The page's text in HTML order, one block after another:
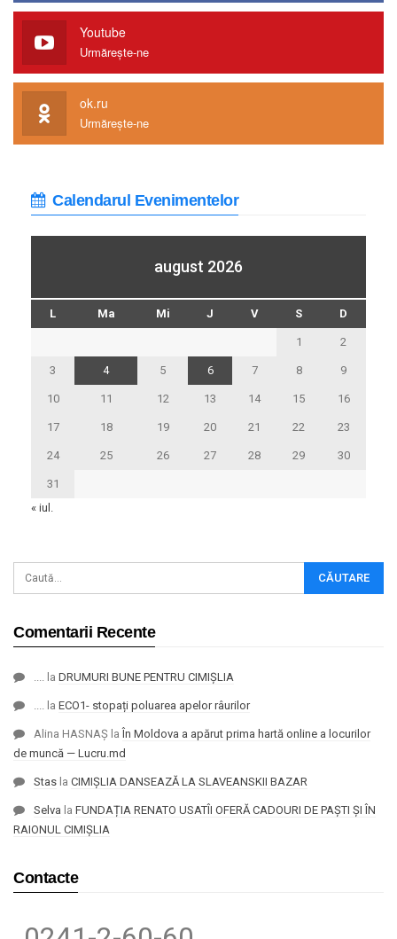
Youtube
Urmărește-ne
ok.ru
Urmărește-ne
Calendarul Evenimentelor
august 2026
L Ma Mi J V S D
1 2
3 4 5 6 7 8 9
10 11 12 13 14 15 16
17 18 19 20 21 22 23
24 25 26 27 28 29 30
31
« iul.
Comentarii Recente
.... la DRUMURI BUNE PENTRU CIMIȘLIA
.... la ECO1- stopați poluarea apelor râurilor
Alina HASNAȘ la În Moldova a apărut prima hartă online a locurilor
de muncă — Lucru.md
Stas la CIMIȘLIA DANSEAZĂ LA SLAVEANSKII BAZAR
Selva la FUNDAȚIA RENATO USATÎI OFERĂ CADOURI DE PAȘTI ȘI ÎN
RAIONUL CIMIȘLIA
Contacte